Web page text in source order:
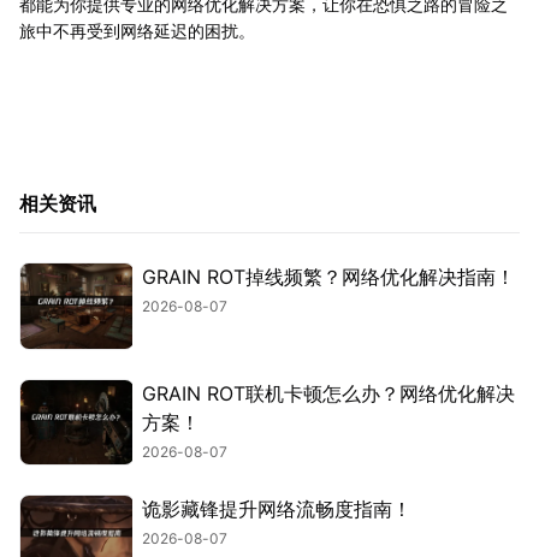
都能为你提供专业的网络优化解决方案，让你在恐惧之路的冒险之
旅中不再受到网络延迟的困扰。
相关资讯
GRAIN ROT掉线频繁？网络优化解决指南！
2026-08-07
GRAIN ROT联机卡顿怎么办？网络优化解决
方案！
2026-08-07
诡影藏锋提升网络流畅度指南！
2026-08-07